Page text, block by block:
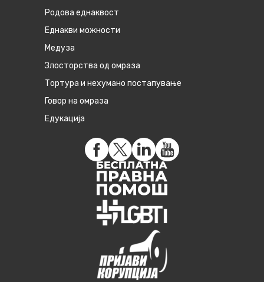
Родова еднаквост
Eднакви можности
Медуза
Злосторства од омраза
Тортура и нехумано постапување
Говор на омраза
Едукација